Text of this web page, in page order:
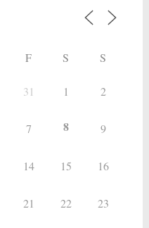
F S S
31 1 2
7 8 9
14 15 16
21 22 23